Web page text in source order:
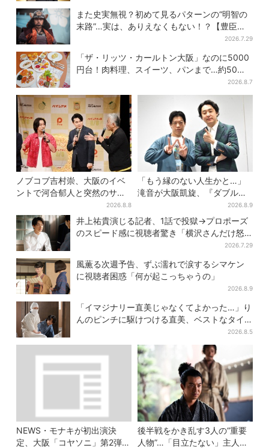
また史実無視？初めて見るパターンの“明智の
末路”…実は、ありえなくもない！？【豊臣兄
2026.7.29
「ザ・リッツ・カールトン大阪」なのに5000
円台！肉料理、スイーツ、パンまで…約50種
2026.8.7
ノブコブ吉村崇、大阪のイベ
ントで河合郁人と突然のサシ
トーク…名物プロデューサー
の“無茶振り”に混乱「狂って
る！」
2026.8.8
「もう縁のない人生かと…」
滝音が大阪凱旋、『ダブルイ
ンパクト』優勝後に本音明か
す
2026.8.9
井上祐貴演じる記者、1話で投獄→プロポーズ
のスピード感に視聴者驚き「横沢さんだけ怒
2026.7.29
風薫る次週予告、ずぶ濡れで涙するシマケン
に視聴者困惑「何が起こっちゃうの」
2026.8.9
「イマジナリー直美じゃなくてよかった…」り
んのピンチに駆けつける直美、ベストなタイ
2026.8.5
NEWS・モナキが初出演決
定、大阪「コヤソニ」第2弾ア
後半戦をかき乱す3人の“重要
人物”…「目立たない」主人